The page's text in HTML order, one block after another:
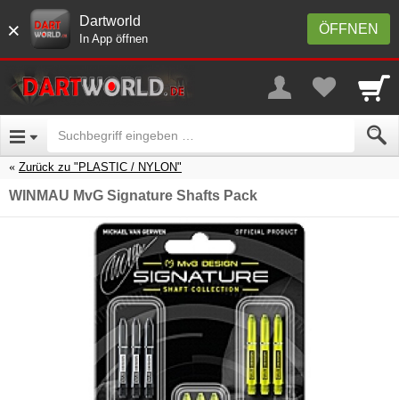
× ÖFFNEN
Dartworld
In App öffnen
Zurück zu "PLASTIC / NYLON"
WINMAU MvG Signature Shafts Pack